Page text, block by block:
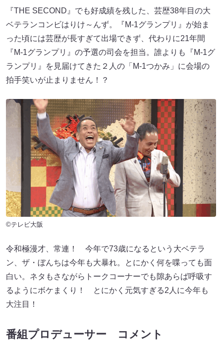
『THE SECOND』でも好成績を残した、芸歴38年目の大
ベテランコンビはりけ～んず。『M-1グランプリ』が始ま
った頃には芸歴が長すぎて出場できず、代わりに21年間
『M-1グランプリ』の予選の司会を担当。誰よりも『M-1グ
ランプリ』を見届けてきた２人の「M-1つかみ」に会場の
拍手笑いが止まりません！？
©テレビ大阪
令和極漫才、常連！ 今年で73歳になるという大ベテラ
ン、ザ・ぼんちは今年も大暴れ。とにかく何を喋っても面
白い。ネタもさながらトークコーナーでも隙あらば呼吸す
るようにボケまくり！ とにかく元気すぎる2人に今年も
大注目！
番組プロデューサー コメント